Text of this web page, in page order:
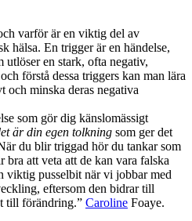
varför är en viktig del av
hälsa. En trigger är en händelse,
utlöser en stark, ofta negativ,
förstå dessa triggers kan man lära
och minska deras negativa
som gör dig känslomässigt
är din egen tolkning som ger det
du blir triggad hör du tankar som
bra att veta att de kan vara falska
viktig pusselbit när vi jobbar med
eftersom den bidrar till
till förändring.” Caroline Foaye.